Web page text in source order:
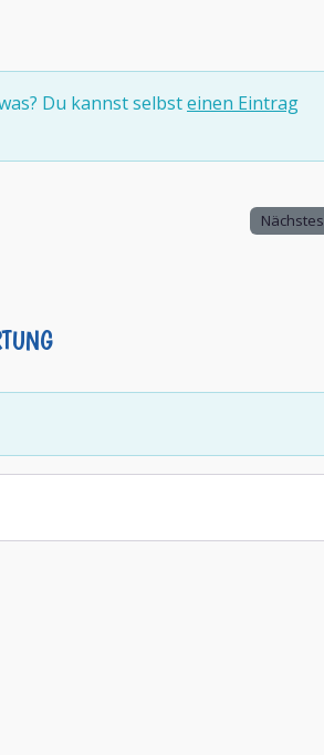
Du kannst selbsteinen Eintrag
Nächstes